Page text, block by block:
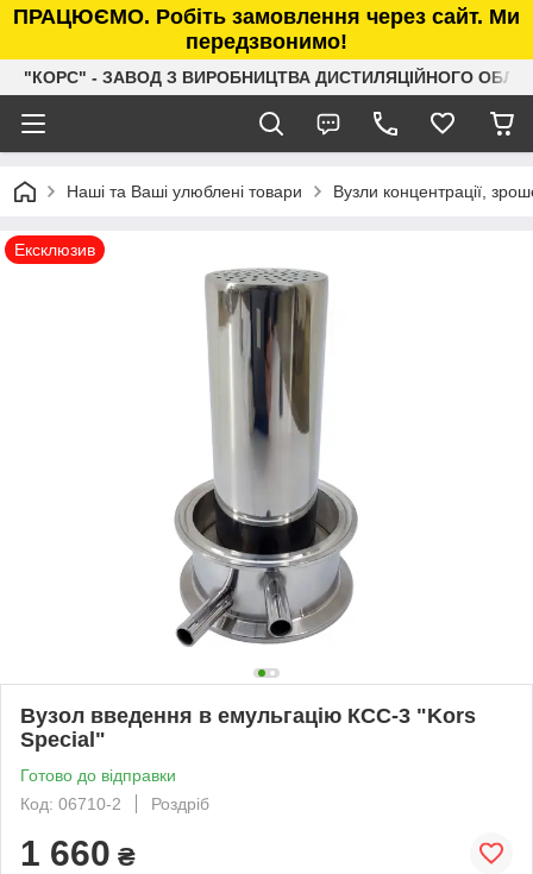
ПРАЦЮЄМО. Робіть замовлення через сайт. Ми
передзвонимо!
"КОРС" - ЗАВОД З ВИРОБНИЦТВА ДИСТИЛЯЦІЙНОГО
Наші та Ваші улюблені товари Вузли концентрації,
Ексклюзив
Вузол введення в емульгацію КСС-3 "Kors
Special"
Готово до відправки
Код: 06710-2
Роздріб
1 660 ₴